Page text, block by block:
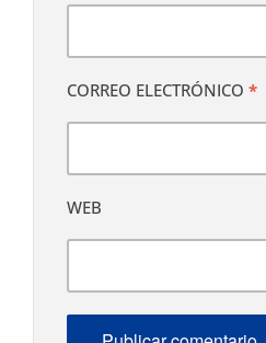
CORREO ELECTRÓNICO *
WEB